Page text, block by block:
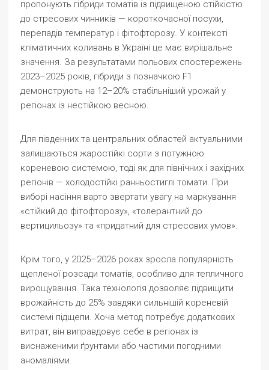
пропонують гібриди томатів із підвищеною стійкістю
до стресових чинників — короткочасної посухи,
перепадів температур і фітофторозу. У контексті
кліматичних коливань в Україні це має вирішальне
значення. За результатами польових спостережень
2023–2025 років, гібриди з позначкою F1
демонструють на 12–20% стабільніший урожай у
регіонах із нестійкою весною.
Для південних та центральних областей актуальними
залишаються жаростійкі сорти з потужною
кореневою системою, тоді як для північних і західних
регіонів — холодостійкі ранньостиглі томати. При
виборі насіння варто звертати увагу на маркування
«стійкий до фітофторозу», «толерантний до
вертицильозу» та «придатний для стресових умов».
Крім того, у 2025–2026 роках зросла популярність
щепленої розсади томатів, особливо для тепличного
вирощування. Така технологія дозволяє підвищити
врожайність до 25% завдяки сильнішій кореневій
системі підщепи. Хоча метод потребує додаткових
витрат, він виправдовує себе в регіонах із
виснаженими ґрунтами або частими погодними
аномаліями.